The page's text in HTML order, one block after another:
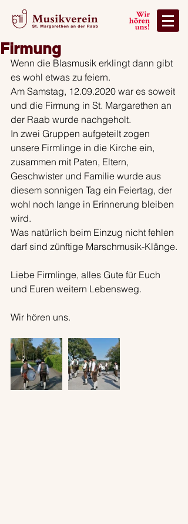
Firmung
Wenn die Blasmusik erklingt dann gibt
es wohl etwas zu feiern.
Am Samstag, 12.09.2020 war es soweit
und die Firmung in St. Margarethen an
der Raab wurde nachgeholt.
In zwei Gruppen aufgeteilt zogen
unsere Firmlinge in die Kirche ein,
zusammen mit Paten, Eltern,
Geschwister und Familie wurde aus
diesem sonnigen Tag ein Feiertag, der
wohl noch lange in Erinnerung bleiben
wird.
Was natürlich beim Einzug nicht fehlen
darf sind zünftige Marschmusik-Klänge.
Liebe Firmlinge, alles Gute für Euch
und Euren weitern Lebensweg.
Wir hören uns.